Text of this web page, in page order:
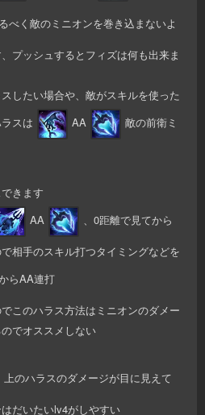
べく敵のミニオンを巻き込まないよ
プッシュするとフィズは何も出来ま
したい場合や、敵がスキルを使った
スは
AA 敵の前衛ミ
きます
AA 、0距離で見てから
相手のスキル打つタイミングなどを
らAA連打
このハラス方法はミニオンのダメー
でオススメしない
のハラスのダメージが目に見えて
だいたいlv4がしやすい